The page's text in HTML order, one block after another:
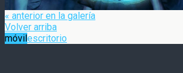
« anterior en la galería
Volver arriba
móvilescritorio